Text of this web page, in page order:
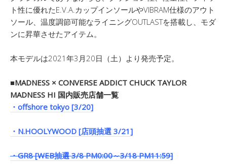
ト性に優れたE.V.A.カップインソールやVIBRAM仕様のアウト
ソール、温度調節可能なライニングOUTLASTを搭載し、モダ
ンに昇華させたアイテム。
本モデルは2021年3月20日（土）より発売予定。
■MADNESS × CONVERSE ADDICT CHUCK TAYLOR
MADNESS HI 国内販売店舗一覧
・offshore tokyo [3/20]
・N.HOOLYWOOD [店頭抽選 3/21]
・GR8 [WEB抽選 3/8 PM0:00～3/18 PM11:59]